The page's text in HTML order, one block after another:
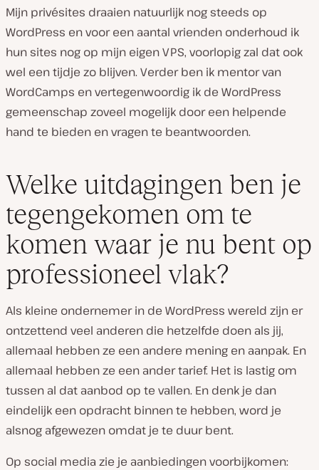
Mijn privésites draaien natuurlijk nog steeds op
WordPress en voor een aantal vrienden onderhoud ik
hun sites nog op mijn eigen VPS, voorlopig zal dat ook
wel een tijdje zo blijven. Verder ben ik mentor van
WordCamps en vertegenwoordig ik de WordPress
gemeenschap zoveel mogelijk door een helpende
hand te bieden en vragen te beantwoorden.
Welke uitdagingen ben je
tegengekomen om te
komen waar je nu bent op
professioneel vlak?
Als kleine ondernemer in de WordPress wereld zijn er
ontzettend veel anderen die hetzelfde doen als jij,
allemaal hebben ze een andere mening en aanpak. En
allemaal hebben ze een ander tarief. Het is lastig om
tussen al dat aanbod op te vallen. En denk je dan
eindelijk een opdracht binnen te hebben, word je
alsnog afgewezen omdat je te duur bent.
Op social media zie je aanbiedingen voorbijkomen: